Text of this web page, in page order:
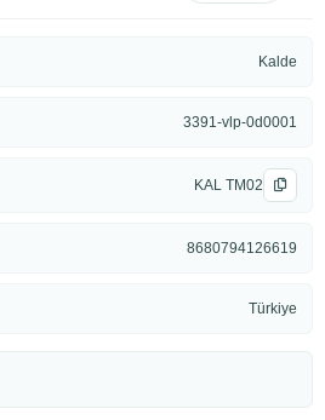
Kalde
3391-vlp-0d0001
KAL TM02
8680794126619
Türkiye